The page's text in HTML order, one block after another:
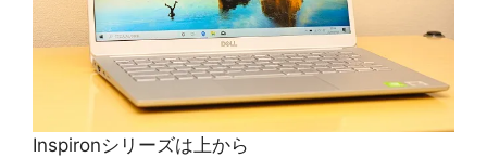
Inspironシリーズは上から